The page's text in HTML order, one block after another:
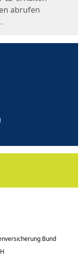
abrufen
Bund